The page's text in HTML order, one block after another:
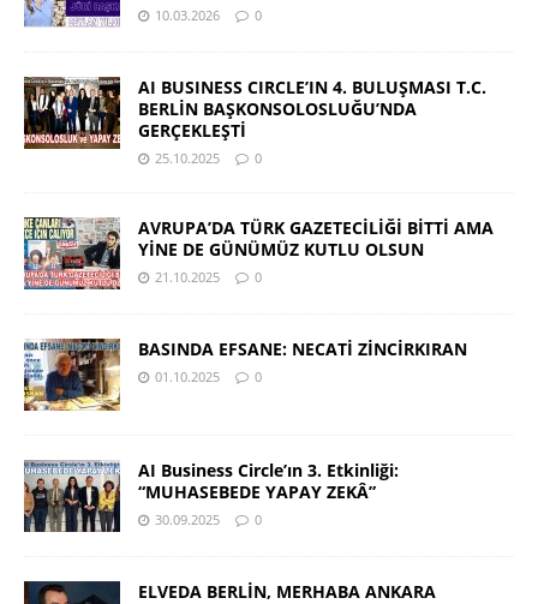
10.03.2026 0
AI BUSINESS CIRCLE’IN 4. BULUŞMASI T.C.
BERLİN BAŞKONSOLOSLUĞU’NDA
GERÇEKLEŞTİ
25.10.2025 0
AVRUPA’DA TÜRK GAZETECİLİĞİ BİTTİ AMA
YİNE DE GÜNÜMÜZ KUTLU OLSUN
21.10.2025 0
BASINDA EFSANE: NECATİ ZİNCİRKIRAN
01.10.2025 0
AI Business Circle’ın 3. Etkinliği:
“MUHASEBEDE YAPAY ZEKÂ”
30.09.2025 0
ELVEDA BERLİN, MERHABA ANKARA